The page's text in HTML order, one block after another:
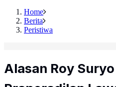
Home
Berita
Peristiwa
Alasan Roy